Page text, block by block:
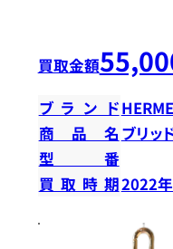
買取金額
ブランド
商品名 ブリッ
型番
買取時期2022